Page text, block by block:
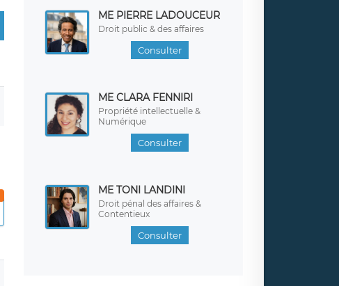
ME PIERRE LADOUCEUR
Droit public & des affaires
Consulter
ME CLARA FENNIRI
Propriété intellectuelle &
Numérique
Consulter
ME TONI LANDINI
Droit pénal des affaires &
Contentieux
Consulter